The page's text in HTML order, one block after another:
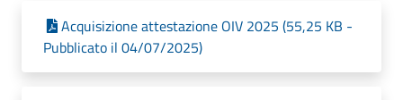
Acquisizione attestazione OIV 2025 (55,25 KB -
Pubblicato il 04/07/2025)